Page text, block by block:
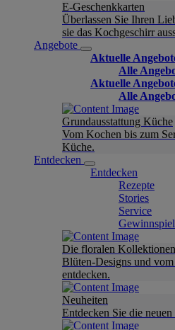
E-Geschenkkarten
Überlassen Sie Ihren
sie das Kochgeschirr
Angebote
Aktuelle
Alle
Aktuelle
Alle
Grundausstattung Küche
Vom Kochen bis zum
Küche.
Entdecken
Entdecken
Rezepte
Stories
Service
Die floralen
Blüten-Designs und
entdecken.
Neuheiten
Entdecken Sie die